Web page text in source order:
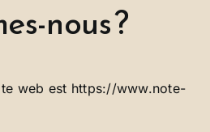
nous ?
web est https://www.note-